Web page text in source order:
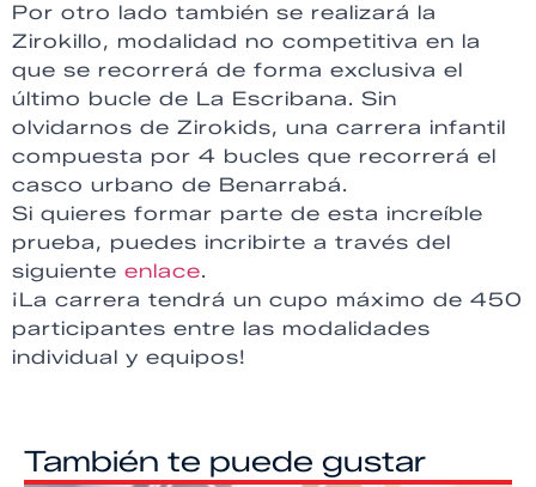
Por otro lado también se realizará la
Zirokillo, modalidad no competitiva en la
que se recorrerá de forma exclusiva el
último bucle de La Escribana. Sin
olvidarnos de Zirokids, una carrera infantil
compuesta por 4 bucles que recorrerá el
casco urbano de Benarrabá.
Si quieres formar parte de esta increíble
prueba, puedes incribirte a través del
siguiente enlace.
¡La carrera tendrá un cupo máximo de 450
participantes entre las modalidades
individual y equipos!
También te puede gustar